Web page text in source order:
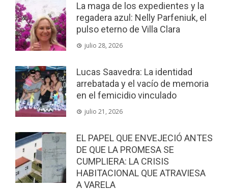
La maga de los expedientes y la
regadera azul: Nelly Parfeniuk, el
pulso eterno de Villa Clara
julio 28, 2026
Lucas Saavedra: La identidad
arrebatada y el vacío de memoria
en el femicidio vinculado
julio 21, 2026
EL PAPEL QUE ENVEJECIÓ ANTES
DE QUE LA PROMESA SE
CUMPLIERA: LA CRISIS
HABITACIONAL QUE ATRAVIESA
A VARELA